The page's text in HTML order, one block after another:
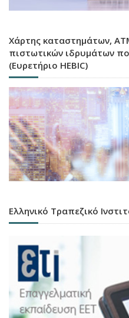
Χάρτης καταστημάτων,
πιστωτικών ιδρυμάτων
(Ευρετήριο HEBIC)
Ελληνικό Τραπεζικό